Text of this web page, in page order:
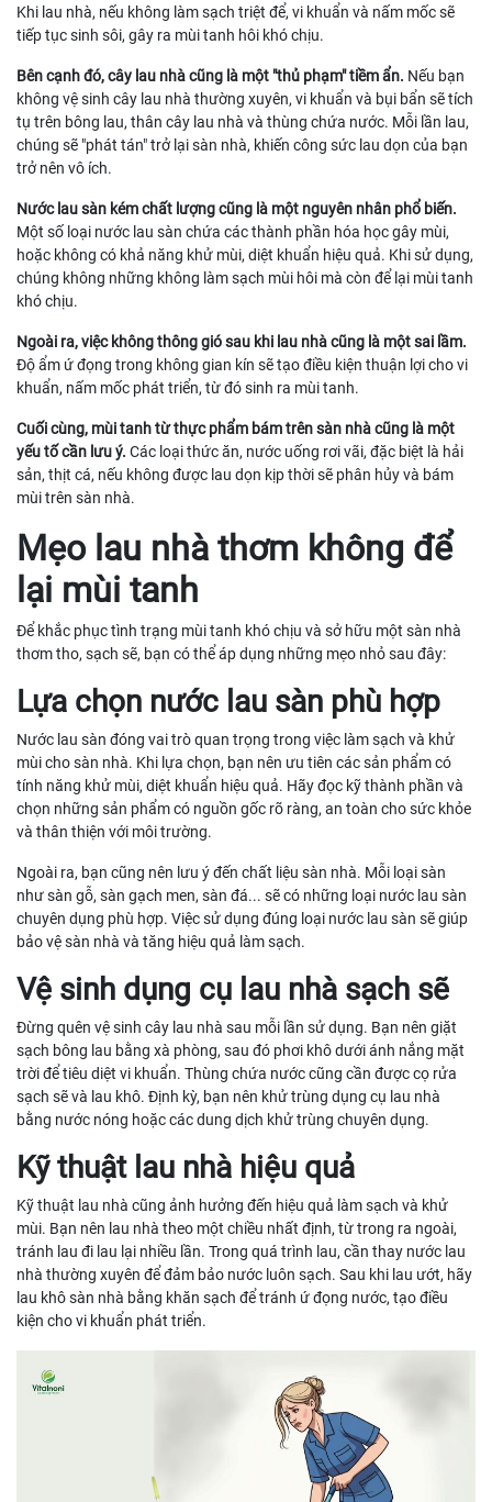
Khi lau nhà, nếu không làm sạch triệt để, vi khuẩn và nấm mốc sẽ
tiếp tục sinh sôi, gây ra mùi tanh hôi khó chịu.
Bên cạnh đó, cây lau nhà cũng là một "thủ phạm" tiềm ẩn. Nếu bạn
không vệ sinh cây lau nhà thường xuyên, vi khuẩn và bụi bẩn sẽ tích
tụ trên bông lau, thân cây lau nhà và thùng chứa nước. Mỗi lần lau,
chúng sẽ "phát tán" trở lại sàn nhà, khiến công sức lau dọn của bạn
trở nên vô ích.
Nước lau sàn kém chất lượng cũng là một nguyên nhân phổ biến.
Một số loại nước lau sàn chứa các thành phần hóa học gây mùi,
hoặc không có khả năng khử mùi, diệt khuẩn hiệu quả. Khi sử dụng,
chúng không những không làm sạch mùi hôi mà còn để lại mùi tanh
khó chịu.
Ngoài ra, việc không thông gió sau khi lau nhà cũng là một sai lầm.
Độ ẩm ứ đọng trong không gian kín sẽ tạo điều kiện thuận lợi cho vi
khuẩn, nấm mốc phát triển, từ đó sinh ra mùi tanh.
Cuối cùng, mùi tanh từ thực phẩm bám trên sàn nhà cũng là một
yếu tố cần lưu ý. Các loại thức ăn, nước uống rơi vãi, đặc biệt là hải
sản, thịt cá, nếu không được lau dọn kịp thời sẽ phân hủy và bám
mùi trên sàn nhà.
Mẹo lau nhà thơm không để
lại mùi tanh
Để khắc phục tình trạng mùi tanh khó chịu và sở hữu một sàn nhà
thơm tho, sạch sẽ, bạn có thể áp dụng những mẹo nhỏ sau đây:
Lựa chọn nước lau sàn phù hợp
Nước lau sàn đóng vai trò quan trọng trong việc làm sạch và khử
mùi cho sàn nhà. Khi lựa chọn, bạn nên ưu tiên các sản phẩm có
tính năng khử mùi, diệt khuẩn hiệu quả. Hãy đọc kỹ thành phần và
chọn những sản phẩm có nguồn gốc rõ ràng, an toàn cho sức khỏe
và thân thiện với môi trường.
Ngoài ra, bạn cũng nên lưu ý đến chất liệu sàn nhà. Mỗi loại sàn
như sàn gỗ, sàn gạch men, sàn đá... sẽ có những loại nước lau sàn
chuyên dụng phù hợp. Việc sử dụng đúng loại nước lau sàn sẽ giúp
bảo vệ sàn nhà và tăng hiệu quả làm sạch.
Vệ sinh dụng cụ lau nhà sạch sẽ
Đừng quên vệ sinh cây lau nhà sau mỗi lần sử dụng. Bạn nên giặt
sạch bông lau bằng xà phòng, sau đó phơi khô dưới ánh nắng mặt
trời để tiêu diệt vi khuẩn. Thùng chứa nước cũng cần được cọ rửa
sạch sẽ và lau khô. Định kỳ, bạn nên khử trùng dụng cụ lau nhà
bằng nước nóng hoặc các dung dịch khử trùng chuyên dụng.
Kỹ thuật lau nhà hiệu quả
Kỹ thuật lau nhà cũng ảnh hưởng đến hiệu quả làm sạch và khử
mùi. Bạn nên lau nhà theo một chiều nhất định, từ trong ra ngoài,
tránh lau đi lau lại nhiều lần. Trong quá trình lau, cần thay nước lau
nhà thường xuyên để đảm bảo nước luôn sạch. Sau khi lau ướt, hãy
lau khô sàn nhà bằng khăn sạch để tránh ứ đọng nước, tạo điều
kiện cho vi khuẩn phát triển.